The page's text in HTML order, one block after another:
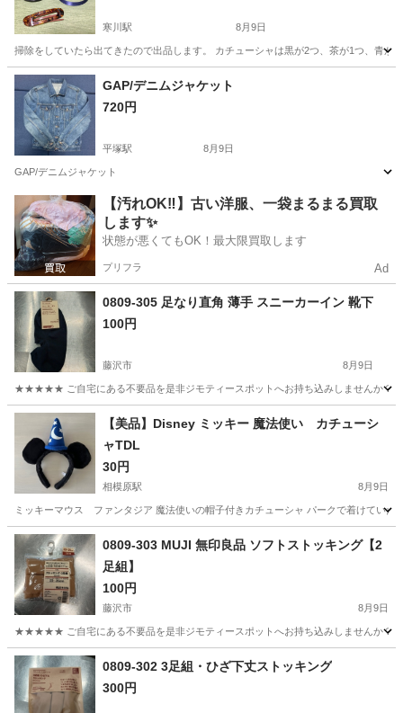
寒川駅 8月9日
掃除をしていたら出てきたので出品します。 カチューシャは黒が2つ、茶が1つ、青
神奈川 高座郡 寒川駅 アクセサリー
GAP/デニムジャケット
720円
平塚駅 8月9日
GAP/デニムジャケット
神奈川 平塚市 平塚駅 ジャケット
【汚れOK‼️】古い洋服、一袋まるまる買取
します✨
状態が悪くてもOK！最大限買取します
プリフラ Ad
0809-305 足なり直角 薄手 スニーカーイン 靴下
100円
藤沢市 8月9日
★★★★★ ご自宅にある不要品を是非ジモティースポットへお持ち込みしませんか？
神奈川 藤沢市 小物
【美品】Disney ミッキー 魔法使い カチューシ
ャTDL
30円
相模原駅 8月9日
ミッキーマウス ファンタジア 魔法使いの帽子付きカチューシャ パークで着けてい
神奈川 相模原市 アクセサリー カチューシャ
0809-303 MUJI 無印良品 ソフトストッキング【2
足組】
100円
藤沢市 8月9日
★★★★★ ご自宅にある不要品を是非ジモティースポットへお持ち込みしませんか？
神奈川 藤沢市 MUJI
0809-302 3足組・ひざ下丈ストッキング
300円